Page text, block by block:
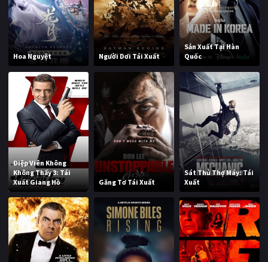
Hoa Nguyệt Người Dơi Tái Xuất
Sản Xuất Tại Hàn
Quốc
Điệp Viên Không
Không Thấy 3: Tái
Xuất Giang Hồ
Găng Tơ Tái Xuất
Sát Thủ Thợ Máy: Tái
Xuất